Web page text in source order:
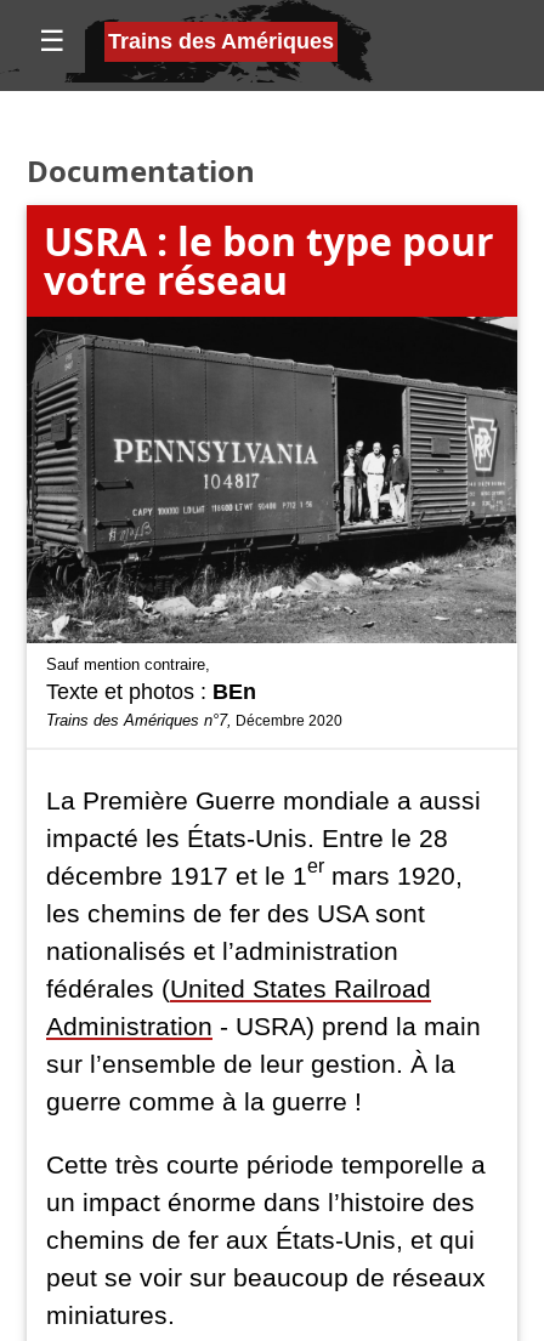
☰ Trains des Amériques
Documentation
USRA : le bon type pour
votre réseau
Sauf mention contraire,
Texte et photos : BEn
Trains des Amériques n°7, Décembre 2020
La Première Guerre mondiale a aussi
impacté les États-Unis. Entre le 28
décembre 1917 et le 1er mars 1920,
les chemins de fer des USA sont
nationalisés et l’administration
fédérales (United States Railroad
Administration - USRA) prend la main
sur l’ensemble de leur gestion. À la
guerre comme à la guerre !
Cette très courte période temporelle a
un impact énorme dans l’histoire des
chemins de fer aux États-Unis, et qui
peut se voir sur beaucoup de réseaux
miniatures.